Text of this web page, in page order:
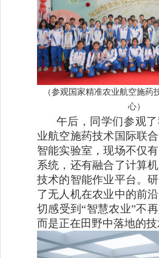
（参观国家精准农业航空施药
心）
午后，同学们参观
业航空施药技术国际联
智能实验室，现场不仅
系统，还有融合了计算
技术的智能作业平台。
了无人机在农业中的前
切感受到“智慧农业”不
而是正在田野中落地的技